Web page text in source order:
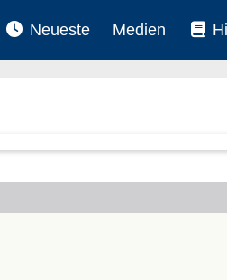
Neueste Medien